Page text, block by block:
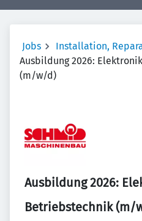
Jobs
Installation,
Ausbildung 2026:
(m/w/d)
Ausbildung 2026:
Betriebstechnik (m/